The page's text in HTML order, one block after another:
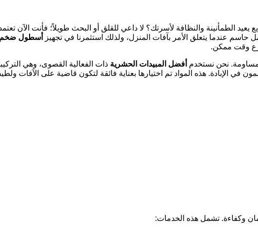
والنظافة لأسرتك؟ لا داعي للقلق أو البحث طويلاً؛ فأنت الآن
عندما يتعلق الأمر بآفات المنزل، ولذلك استثمرنا في تجهيز أسطول ضخم
وقت ممكن.
نحن نستخدم أفضل المبيدات الحشرية ذات الفعالية القصوى، وهي
في الإبادة. هذه المواد تم اختيارها بعناية فائقة لتكون قاضية على الآفات
وكفاءة. تشمل هذه الخدمات: